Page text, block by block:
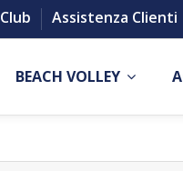
Assistenza Clienti
BEACH VOLLEY